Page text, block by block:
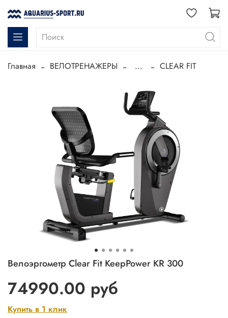
Главная ВЕЛОТРЕНАЖЕРЫ ... CLEAR FIT
Велоэргометр Clear Fit KeepPower KR 300
74990.00 руб
Купить в 1 клик